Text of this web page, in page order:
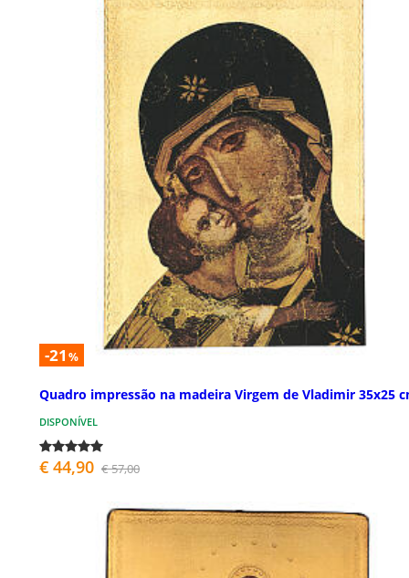
-21 %
Quadro impressão na madeira Virgem de Vladimir 35x25
DISPONÍVEL
€ 44,90 € 57,00